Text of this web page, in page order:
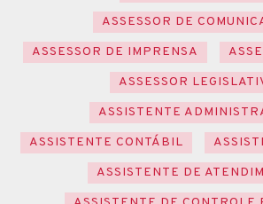
ASSESSOR DE
ASSESSOR DE IMPRENSA
ASSESSOR
ASSISTENTE
ASSISTENTE CONTÁBIL
ASSISTENTE DE